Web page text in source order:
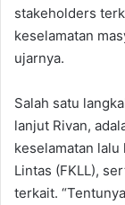
stakeholders
keselamatan
ujarnya.
Salah satu
lanjut Rivan,
keselamatan lalu
Lintas (FKLL),
terkait.